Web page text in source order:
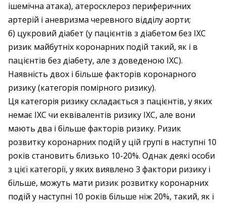
ішемічна атака), атеросклероз периферичних
артерій і аневризма черевного відділу аорти;
б) цукровий діабет (у пацієнтів з діабетом без ІХС
ризик майбутніх коронарних подій такий, як і в
пацієнтів без діабету, але з доведеною ІХС).
Наявність двох і більше факторів коронарного
ризику (категорія помірного ризику).
Ця категорія ризику складається з пацієнтів, у яких
немає ІХС чи еквівалентів ризику ІХС, але вони
мають два і більше факторів ризику. Ризик
розвитку коронарних подій у цій групі в наступні 10
років становить близько 10-20%. Однак деякі особи
з цієї категорії, у яких виявлено 3 фактори ризику і
більше, можуть мати ризик розвитку коронарних
подій у наступні 10 років більше ніж 20%, такий, як і